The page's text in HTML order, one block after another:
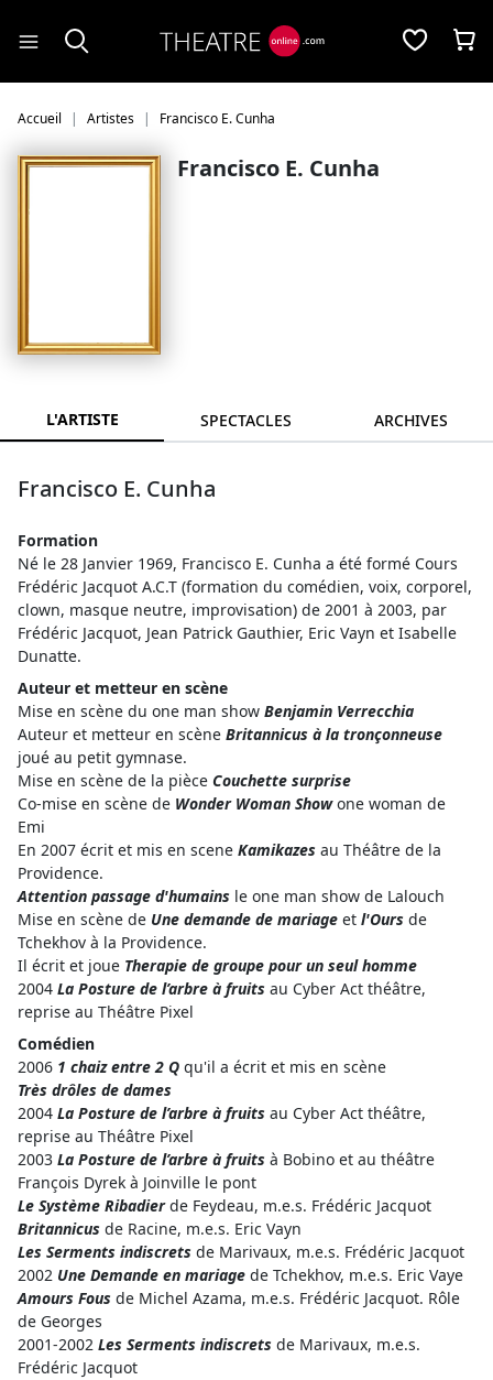
Accueil Artistes Francisco E. Cunha
Francisco E. Cunha
L'ARTISTE SPECTACLES ARCHIVES
Francisco E. Cunha
Formation
Né le 28 Janvier 1969, Francisco E. Cunha a été formé Cours
Frédéric Jacquot A.C.T (formation du comédien, voix, corporel,
clown, masque neutre, improvisation) de 2001 à 2003, par
Frédéric Jacquot, Jean Patrick Gauthier, Eric Vayn et Isabelle
Dunatte.
Auteur et metteur en scène
Mise en scène du one man show Benjamin Verrecchia
Auteur et metteur en scène Britannicus à la tronçonneuse
joué au petit gymnase.
Mise en scène de la pièce Couchette surprise
Co-mise en scène de Wonder Woman Showone woman de
Emi
En 2007 écrit et mis en scene Kamikazes au Théâtre de la
Providence.
Attention passage d'humains le one man show de Lalouch
Mise en scène de Une demande de mariage et l'Ours de
Tchekhov à la Providence.
Il écrit et joue Therapie de groupe pour un seul homme
2004 La Posture de l’arbre à fruits au Cyber Act théâtre,
reprise au Théâtre Pixel
Comédien
2006 1 chaiz entre 2 Q qu'il a écrit et mis en scène
Très drôles de dames
2004 La Posture de l’arbre à fruits au Cyber Act théâtre,
reprise au Théâtre Pixel
2003 La Posture de l’arbre à fruits à Bobino et au théâtre
François Dyrek à Joinville le pont
Le Système Ribadierde Feydeau, m.e.s. Frédéric Jacquot
Britannicus de Racine, m.e.s. Eric Vayn
Les Serments indiscrets de Marivaux, m.e.s. Frédéric Jacquot
2002 Une Demande en mariage de Tchekhov, m.e.s. Eric Vaye
Amours Fous de Michel Azama, m.e.s. Frédéric Jacquot. Rôle
de Georges
2001-2002 Les Serments indiscrets de Marivaux, m.e.s.
Frédéric Jacquot